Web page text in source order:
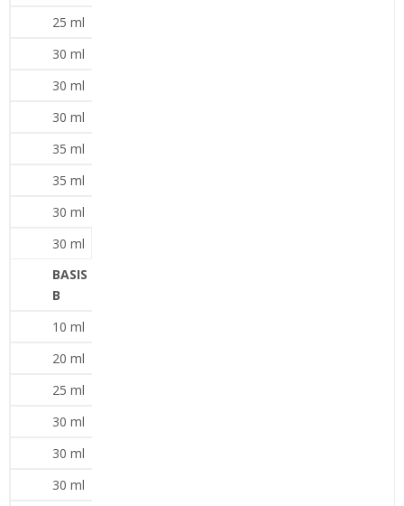
25 ml
30 ml
30 ml
30 ml
35 ml
35 ml
30 ml
30 ml
BASIS
B
10 ml
20 ml
25 ml
30 ml
30 ml
30 ml